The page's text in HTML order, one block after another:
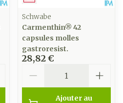
Schwabe
Carmenthin® 42
capsules molles
gastroresist.
28,82 €
Ajouter au